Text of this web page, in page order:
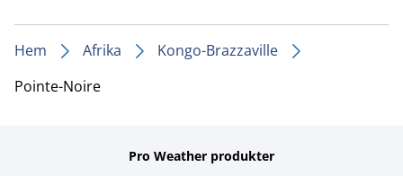
Hem Afrika
Kongo-Brazzaville
Pointe-Noire
Pro Weather produkter